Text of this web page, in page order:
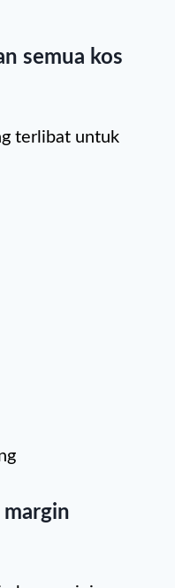
semua kos
terlibat untuk
margin